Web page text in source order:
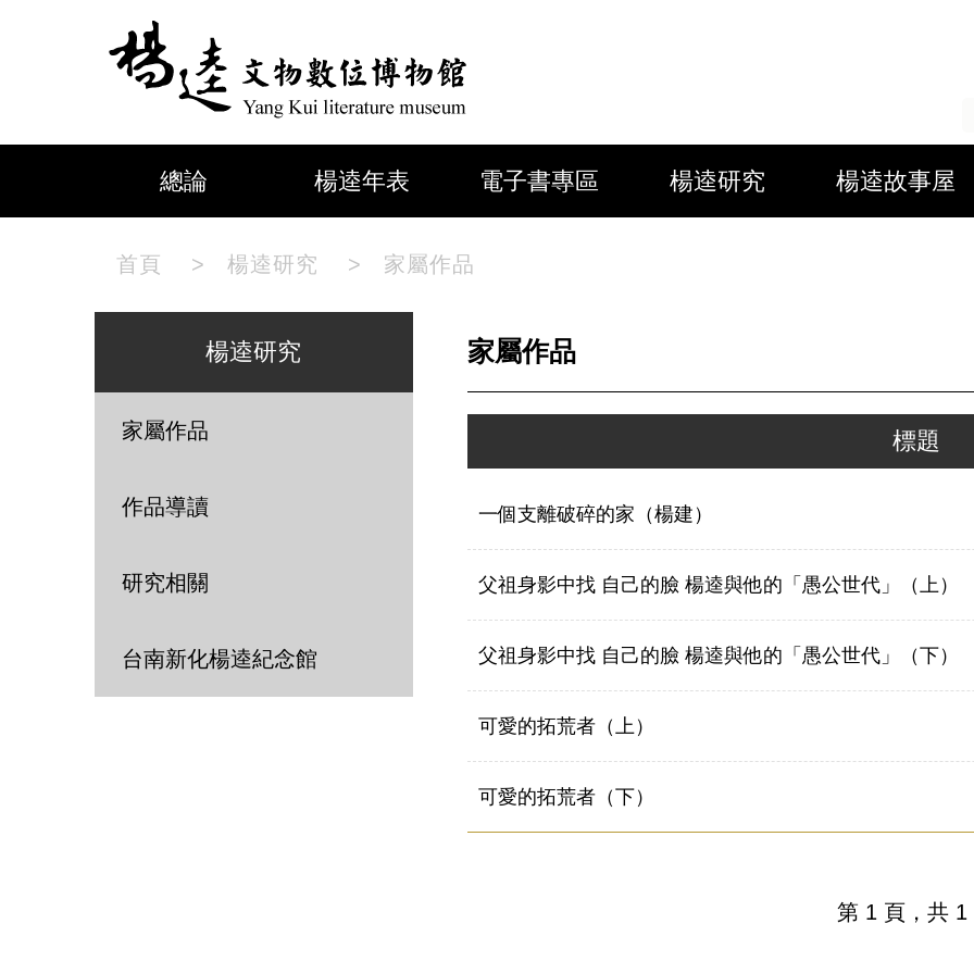
總論 楊逵年表 電子書專區 楊逵研究 楊逵故事屋
首頁 > 楊逵研究 > 家屬作品
楊逵研究
家屬作品
作品導讀
研究相關
台南新化楊逵紀念館
家屬作品
標題
一個支離破碎的家（楊建）
父祖身影中找 自己的臉 楊逵與他的「愚公世代」（上）
父祖身影中找 自己的臉 楊逵與他的「愚公世代」（下）
可愛的拓荒者（上）
可愛的拓荒者（下）
第 1 頁，共 1